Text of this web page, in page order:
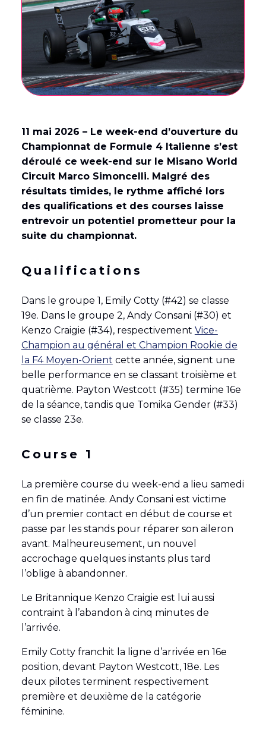
11 mai 2026 – Le week-end d’ouverture du
Championnat de Formule 4 Italienne s’est
déroulé ce week-end sur le Misano World
Circuit Marco Simoncelli. Malgré des
résultats timides, le rythme affiché lors
des qualifications et des courses laisse
entrevoir un potentiel prometteur pour la
suite du championnat.
Qualifications
Dans le groupe 1, Emily Cotty (#42) se classe
19e. Dans le groupe 2, Andy Consani (#30) et
Kenzo Craigie (#34), respectivement Vice-
Champion au général et Champion Rookie de
la F4 Moyen-Orient cette année, signent une
belle performance en se classant troisième et
quatrième. Payton Westcott (#35) termine 16e
de la séance, tandis que Tomika Gender (#33)
se classe 23e.
Course 1
La première course du week-end a lieu samedi
en fin de matinée. Andy Consani est victime
d’un premier contact en début de course et
passe par les stands pour réparer son aileron
avant. Malheureusement, un nouvel
accrochage quelques instants plus tard
l’oblige à abandonner.
Le Britannique Kenzo Craigie est lui aussi
contraint à l’abandon à cinq minutes de
l’arrivée.
Emily Cotty franchit la ligne d’arrivée en 16e
position, devant Payton Westcott, 18e. Les
deux pilotes terminent respectivement
première et deuxième de la catégorie
féminine.